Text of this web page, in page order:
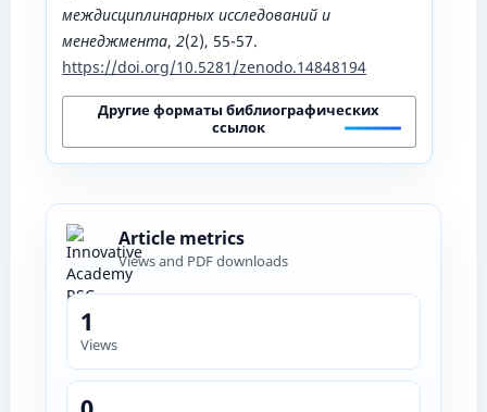
междисциплинарных исследований и
менеджмента, 2(2), 55-57.
https://doi.org/10.5281/zenodo.14848194
Другие форматы библиографических
ссылок
Article metrics
Views and PDF downloads
1
Views